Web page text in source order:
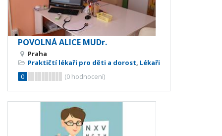
POVOLNÁ ALICE MUDr.
Praha
Praktičtí lékaři pro děti a dorost, Lékaři
0
(0 hodnocení)